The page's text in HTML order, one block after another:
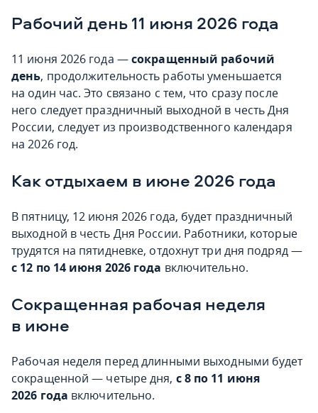
Рабочий день 11 июня 2026 года
11 июня 2026 года —сокращенный рабочий
день, продолжительность работы уменьшается
на один час. Это связано с тем, что сразу после
него следует праздничный выходной в честь Дня
России, следует из производственного календаря
на 2026 год.
Как отдыхаем в июне 2026 года
В пятницу, 12 июня 2026 года, будет праздничный
выходной в честь Дня России. Работники, которые
трудятся на пятидневке, отдохнут три дня подряд —
с 12 по 14 июня 2026 года включительно.
Сокращенная рабочая неделя
в июне
Рабочая неделя перед длинными выходными будет
сокращенной — четыре дня, с 8 по 11 июня
2026 года включительно.